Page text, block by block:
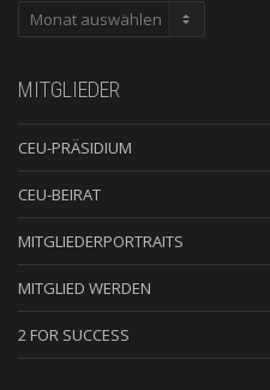
ARCHIV
MITGLIEDER
CEU-PRÄSIDIUM
CEU-BEIRAT
MITGLIEDERPORTRAITS
MITGLIED WERDEN
2 FOR SUCCESS